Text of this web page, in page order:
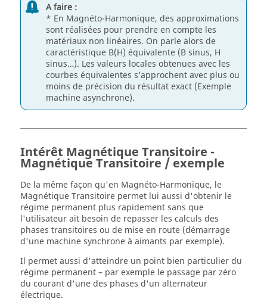
A faire :
* En Magnéto-Harmonique, des approximations
sont réalisées pour prendre en compte les
matériaux non linéaires. On parle alors de
caractéristique B(H) équivalente (B sinus, H
sinus…). Les valeurs locales obtenues avec les
courbes équivalentes s’approchent avec plus ou
moins de précision du résultat exact (Exemple
machine asynchrone).
Intérêt Magnétique Transitoire -
Magnétique Transitoire / exemple
De la même façon qu'en Magnéto-Harmonique, le
Magnétique Transitoire permet lui aussi d'obtenir le
régime permanent plus rapidement sans que
l'utilisateur ait besoin de repasser les calculs des
phases transitoires ou de mise en route (démarrage
d'une machine synchrone à aimants par exemple).
Il permet aussi d'atteindre un point bien particulier du
régime permanent – par exemple le passage par zéro
du courant d'une des phases d'un alternateur
électrique.